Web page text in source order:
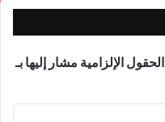
الحقول الإلزامية مشار إليها بـ